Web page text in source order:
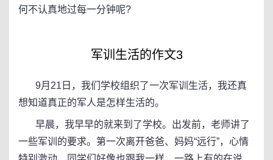
何不认真地过每一分钟呢?
军训生活的作文3
9月21日，我们学校组织了一次军训生活，我还真
想知道真正的军人是怎样生活的。
早晨，我早早的就来到了学校。出发前，老师讲了
一些军训的要求。第一次离开爸爸、妈妈“远行”，心情